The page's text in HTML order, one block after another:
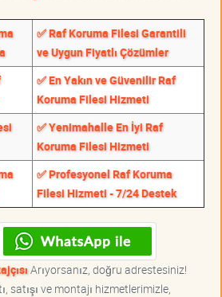
✅ Raf Koruma Filesi Garantili
ve Uygun Fiyatlı Çözümler
✅ En Yakın ve Güvenilir Raf
Koruma Filesi Hizmeti
✅ Yenimahalle En İyi Raf
Koruma Filesi Hizmeti
✅ Profesyonel Raf Koruma
Filesi Hizmeti - 7/24 Destek
Arıyorsanız, doğru adrestesiniz!
satışı ve montajı hizmetlerimizle,